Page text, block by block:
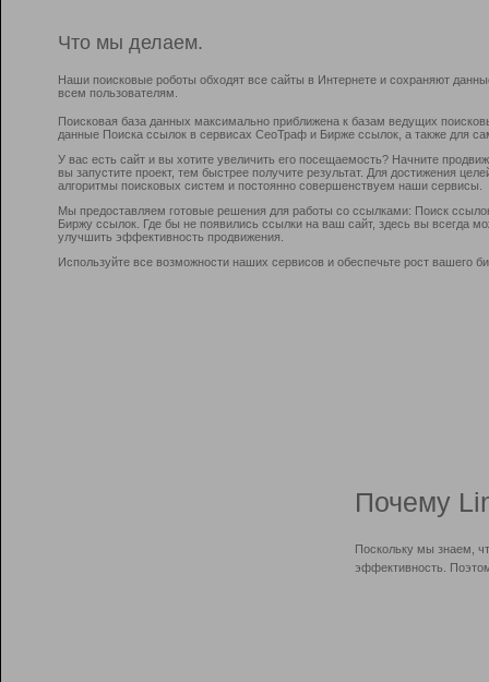
Что мы делаем.
Наши поисковые роботы обходят все сайты в Интернете и сохраняют
всем пользователям.
Поисковая база данных максимально приближена к базам ведущих
данные Поиска ссылок в сервисах СеоТраф и Бирже ссылок, а также для
У вас есть сайт и вы хотите увеличить его посещаемость? Начните
вы запустите проект, тем быстрее получите результат. Для достижения
алгоритмы поисковых систем и постоянно совершенствуем наши сервисы.
Мы предоставляем готовые решения для работы со ссылками: Поиск
Биржу ссылок. Где бы не появились ссылки на ваш сайт, здесь вы всегда
улучшить эффективность продвижения.
Используйте все возможности наших сервисов и обеспечьте рост вашего
Почему
Поскольку мы знаем,
эффективность.